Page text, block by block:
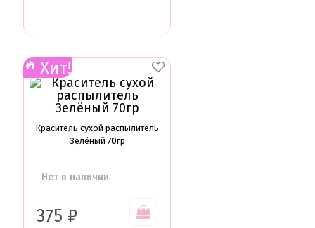
Хит!
Краситель сухой распылитель
Зелёный 70гр
Нет в наличии
375 ₽